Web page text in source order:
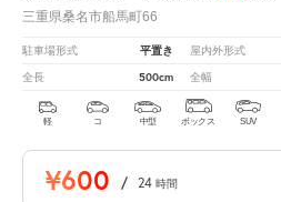
三重県桑名市船馬町66
駐車場形式 平置き 屋内外形式
全長 500cm 全幅
軽 コ 中型 ボックス SUV
¥600 / 24 時間